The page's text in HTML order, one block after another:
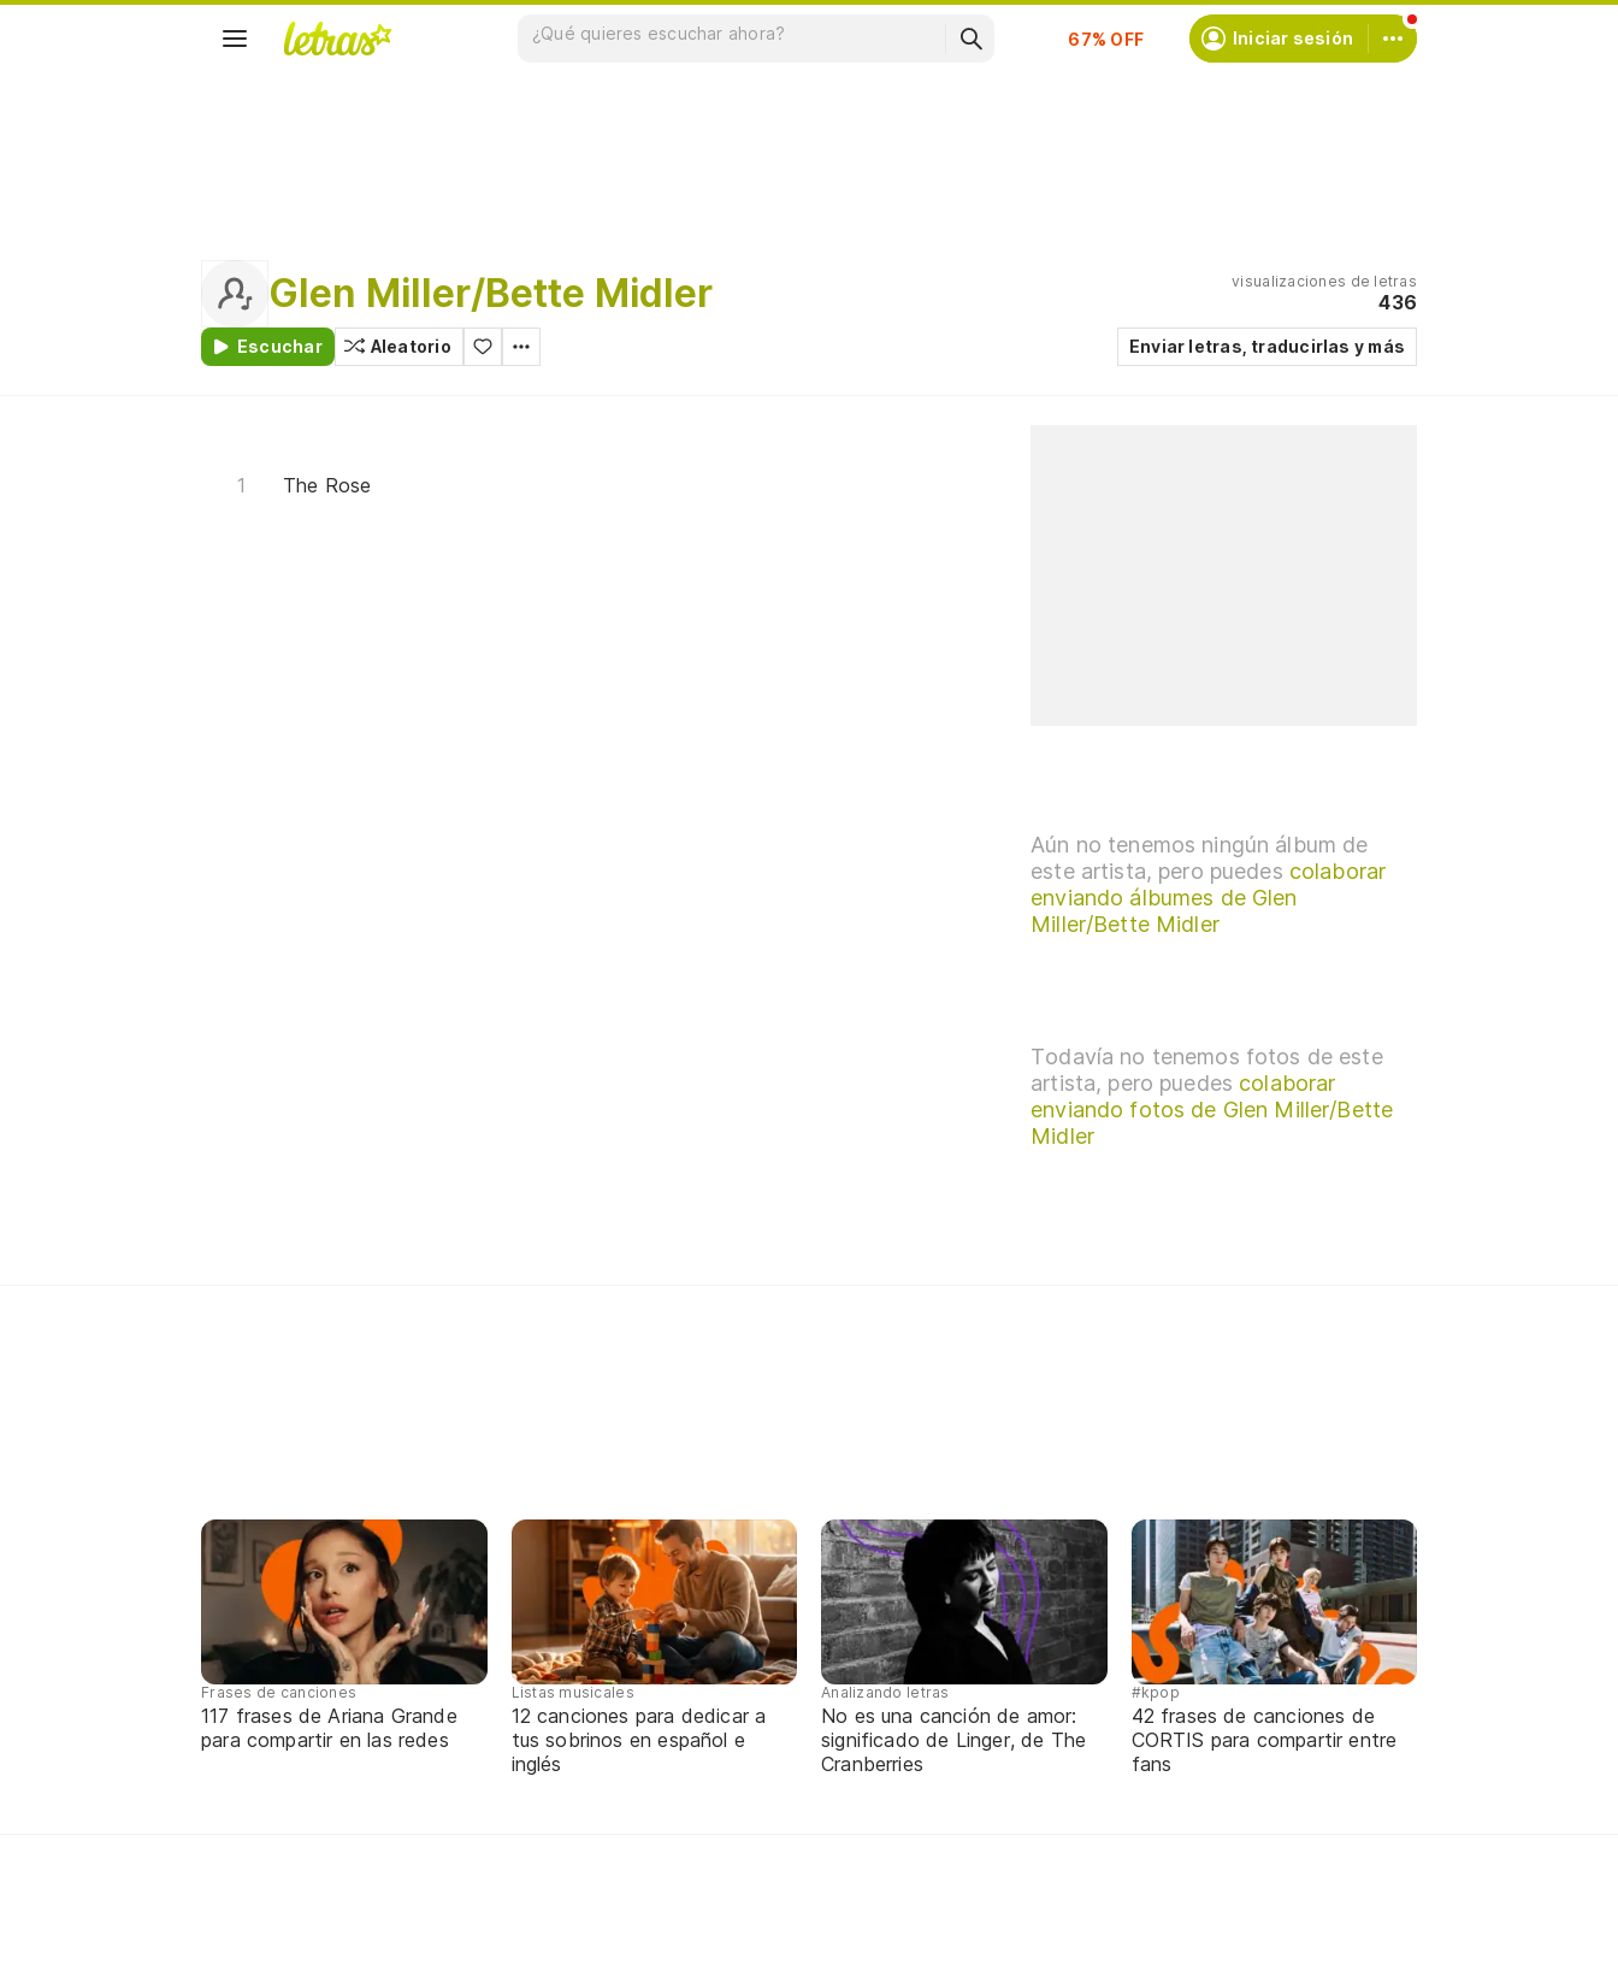
Suscríbete
Iniciar sesión
Glen Miller/Bette Midler
Escuchar Aleatorio
visualizaciones de letras
436
Enviar letras, traducirlas y más
The Rose
Aún no tenemos ningún álbum de
este artista, pero puedes colaborar
enviando álbumes de Glen
Miller/Bette Midler
Todavía no tenemos fotos de este
artista, pero puedes colaborar
enviando fotos de Glen Miller/Bette
Midler
Frases de canciones
117 frases de Ariana Grande
para compartir en las redes
Listas musicales
12 canciones para dedicar a
tus sobrinos en español e
inglés
Analizando letras
No es una canción de amor:
significado de Linger, de The
Cranberries
#kpop
42 frases de canciones de
CORTIS para compartir entre
fans